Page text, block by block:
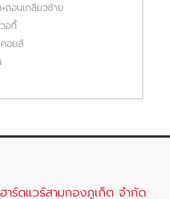
ถอนเกลียวซ้าย
อกี้
อยส์
าร์ดแวร์สามกองภูเก็ต จำกัด